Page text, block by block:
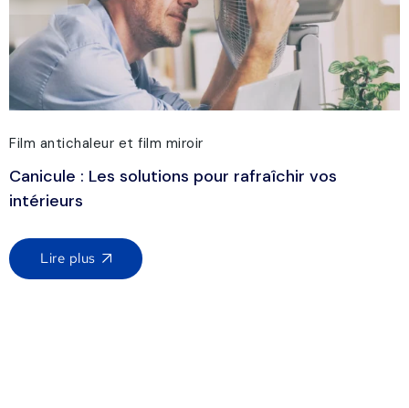
Film antichaleur et film miroir
Canicule : Les solutions pour rafraîchir vos
intérieurs
Lire plus